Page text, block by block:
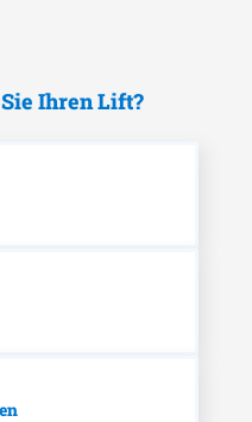
Ihren Lift?